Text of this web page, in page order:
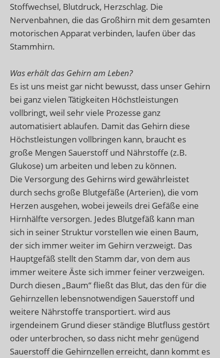
Stoffwechsel, Blutdruck, Herzschlag. Die
Nervenbahnen, die das Großhirn mit dem gesamten
motorischen Apparat verbinden, laufen über das
Stammhirn.
Was erhält das Gehirn am Leben?
Es ist uns meist gar nicht bewusst, dass unser Gehirn
bei ganz vielen Tätigkeiten Höchstleistungen
vollbringt, weil sehr viele Prozesse ganz
automatisiert ablaufen. Damit das Gehirn diese
Höchstleistungen vollbringen kann, braucht es
große Mengen Sauerstoff und Nährstoffe (z.B.
Glukose) um arbeiten und leben zu können.
Die Versorgung des Gehirns wird gewährleistet
durch sechs große Blutgefäße (Arterien), die vom
Herzen ausgehen, wobei jeweils drei Gefäße eine
Hirnhälfte versorgen. Jedes Blutgefäß kann man
sich in seiner Struktur vorstellen wie einen Baum,
der sich immer weiter im Gehirn verzweigt. Das
Hauptgefäß stellt den Stamm dar, von dem aus
immer weitere Äste sich immer feiner verzweigen.
Durch diesen „Baum“ fließt das Blut, das den für die
Gehirnzellen lebensnotwendigen Sauerstoff und
weitere Nährstoffe transportiert. wird aus
irgendeinem Grund dieser ständige Blutfluss gestört
oder unterbrochen, so dass nicht mehr genügend
Sauerstoff die Gehirnzellen erreicht, dann kommt es